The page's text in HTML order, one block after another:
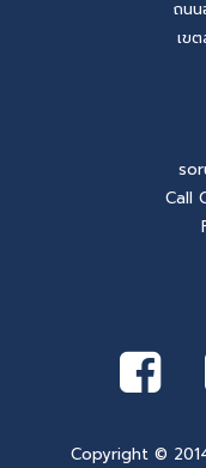
ถน
เข
Call
Copyright ©